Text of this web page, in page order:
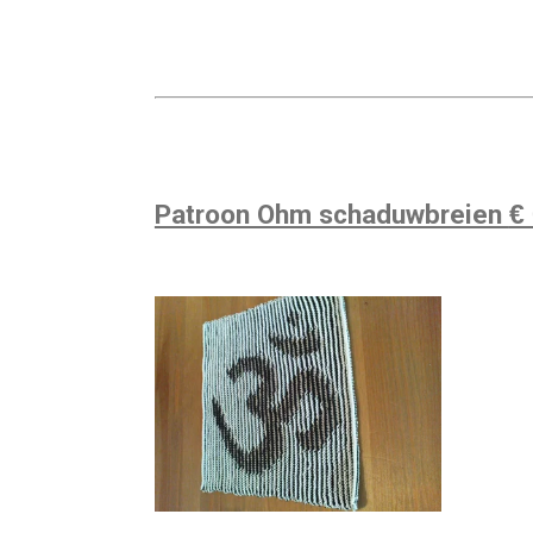
Patroon Ohm schaduwbreien €